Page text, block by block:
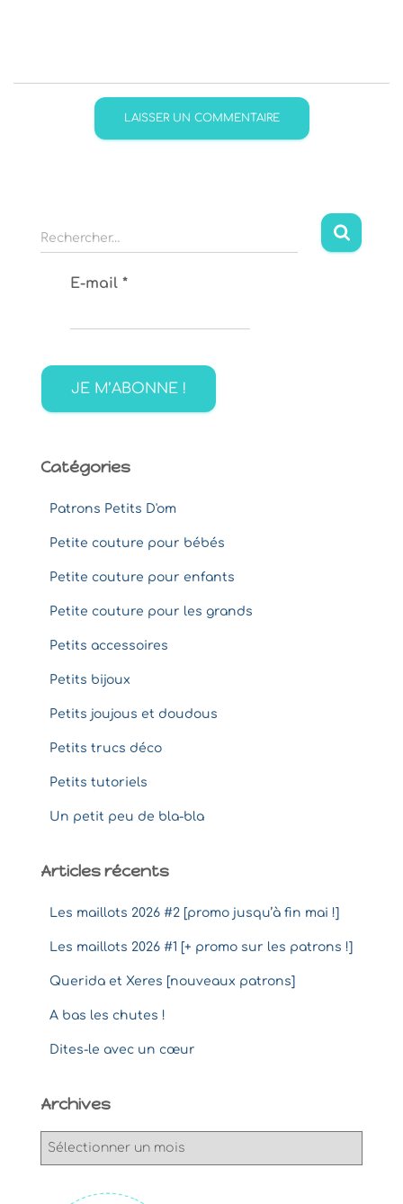
R
e
h
r
Rechercher…
E-mail *
Catégories
Patrons Petits D'om
Petite couture pour bébés
Petite couture pour enfants
Petite couture pour les grands
Petits accessoires
Petits bijoux
Petits joujous et doudous
Petits trucs déco
Petits tutoriels
Un petit peu de bla-bla
Articles récents
Les maillots 2026 #2 [promo jusqu’à fin mai !]
Les maillots 2026 #1 [+ promo sur les patrons !]
Querida et Xeres [nouveaux patrons]
A bas les chutes !
Dites-le avec un cœur
Archives